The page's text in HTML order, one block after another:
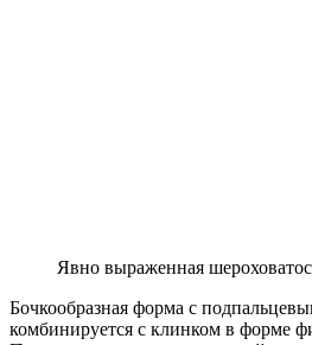
Явно выраженная
Бочкообразная форма с
комбинируется с клинком в форме